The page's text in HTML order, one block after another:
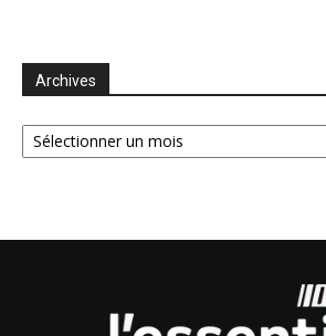
Archives
Archives